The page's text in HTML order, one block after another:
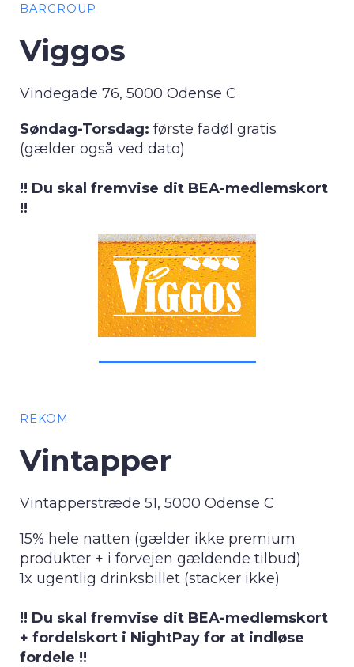
BARGROUP
Viggos
Vindegade 76, 5000 Odense C
Søndag-Torsdag: første fadøl gratis
(gælder også ved dato)
!! Du skal fremvise dit BEA-medlemskort
!!
REKOM
Vintapper
Vintapperstræde 51, 5000 Odense C
15% hele natten (gælder ikke premium
produkter + i forvejen gældende tilbud)
1x ugentlig drinksbillet (stacker ikke)
!! Du skal fremvise dit BEA-medlemskort
+ fordelskort i NightPay for at indløse
fordele !!